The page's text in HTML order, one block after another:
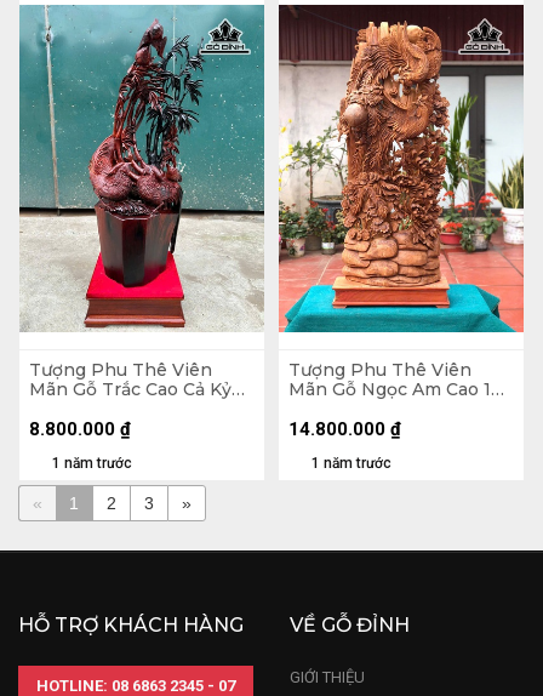
Tượng Phu Thê Viên
Mãn Gỗ Trắc Cao Cả Kỷ
- Kỷ Cao 10
1 năm trước
8.800.000 ₫
Tượng Phu Thê Viên
Mãn Gỗ Ngọc Am Cao 128
1 năm trước
14.800.000 ₫
« 1 2 3 »
HỖ TRỢ KHÁCH HÀNG
HOTLINE: 08 6863 2345 - 07
VỀ GỖ ĐỈNH
GIỚI THIỆU